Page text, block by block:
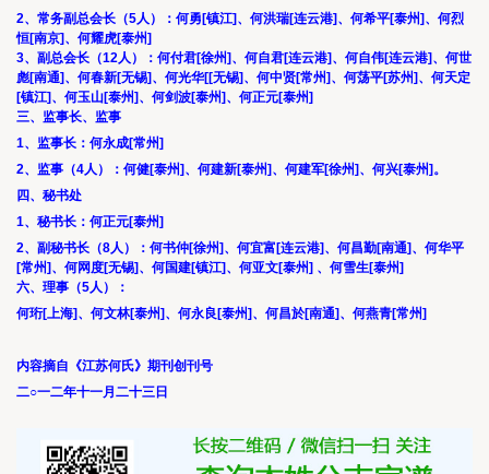
2、常务副总会长（5人）：何勇[镇江]、何洪瑞[连云港]、何希平[泰州]、何烈
恒[南京]、何耀虎[泰州]
3、副总会长（12人）：何付君[徐州]、何自君[连云港]、何自伟[连云港]、何世
彪[南通]、何春新[无锡]、何光华[[无锡]、何中贤[常州]、何荡平[苏州]、何天定
[镇江]、何玉山[泰州]、何剑波[泰州]、何正元[泰州]
三、监事长、监事
1、监事长：何永成[常州]
2、监事（4人）：何健[泰州]、何建新[泰州]、何建军[徐州]、何兴[泰州]。
四、秘书处
1、秘书长：何正元[泰州]
2、副秘书长（8人）：何书仲[徐州]、何宜富[连云港]、何昌勤[南通]、何华平
[常州]、何网度[无锡]、何国建[镇江]、何亚文[泰州] 、何雪生[泰州]
六、理事（5人）：
何珩[上海]、何文林[泰州]、何永良[泰州]、何昌於[南通]、何燕青[常州]
内容摘自《江苏何氏》期刊创刊号
二○一二年十一月二十三日